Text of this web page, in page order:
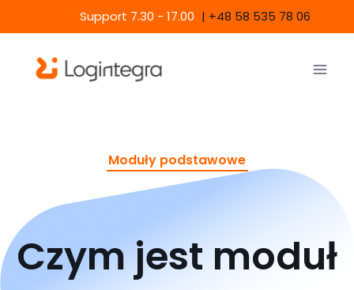
do
treści
Support 7.30 - 17.00 | +48 58 535 78 06
Moduły podstawowe
Czym jest moduł